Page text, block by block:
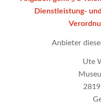
Dienstleistung-
Anbieter
Ute